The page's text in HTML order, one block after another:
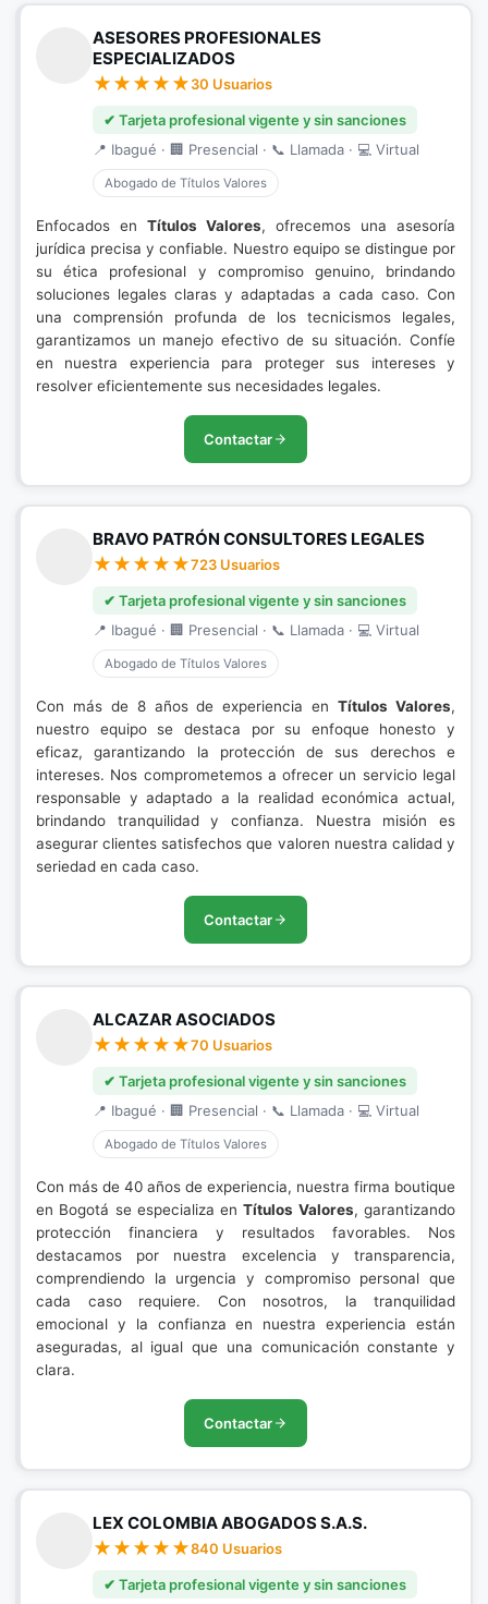
ASESORES PROFESIONALES
ESPECIALIZADOS
30 Usuarios
✔ Tarjeta profesional vigente y sin sanciones
📍 Ibagué · 🏢 Presencial · 📞 Llamada · 💻 Virtual
Abogado de Títulos Valores
Enfocados en Títulos Valores, ofrecemos una asesoría
jurídica precisa y confiable. Nuestro equipo se distingue por
su ética profesional y compromiso genuino, brindando
soluciones legales claras y adaptadas a cada caso. Con
una comprensión profunda de los tecnicismos legales,
garantizamos un manejo efectivo de su situación. Confíe
en nuestra experiencia para proteger sus intereses y
resolver eficientemente sus necesidades legales.
Contactar
BRAVO PATRÓN CONSULTORES LEGALES
723 Usuarios
✔ Tarjeta profesional vigente y sin sanciones
📍 Ibagué · 🏢 Presencial · 📞 Llamada · 💻 Virtual
Abogado de Títulos Valores
Con más de 8 años de experiencia enTítulos Valores,
nuestro equipo se destaca por su enfoque honesto y
eficaz, garantizando la protección de sus derechos e
intereses. Nos comprometemos a ofrecer un servicio legal
responsable y adaptado a la realidad económica actual,
brindando tranquilidad y confianza. Nuestra misión es
asegurar clientes satisfechos que valoren nuestra calidad y
seriedad en cada caso.
Contactar
ALCAZAR ASOCIADOS
70 Usuarios
✔ Tarjeta profesional vigente y sin sanciones
📍 Ibagué · 🏢 Presencial · 📞 Llamada · 💻 Virtual
Abogado de Títulos Valores
Con más de 40 años de experiencia, nuestra firma boutique
en Bogotá se especializa enTítulos Valores, garantizando
protección financiera y resultados favorables. Nos
destacamos por nuestra excelencia y transparencia,
comprendiendo la urgencia y compromiso personal que
cada caso requiere. Con nosotros, la tranquilidad
emocional y la confianza en nuestra experiencia están
aseguradas, al igual que una comunicación constante y
clara.
Contactar
LEX COLOMBIA ABOGADOS S.A.S.
840 Usuarios
✔ Tarjeta profesional vigente y sin sanciones